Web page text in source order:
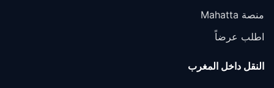
منصة Mahatta
اطلب عرضاً
النقل داخل المغرب